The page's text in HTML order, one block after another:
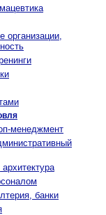
организации,
менеджмент
банки